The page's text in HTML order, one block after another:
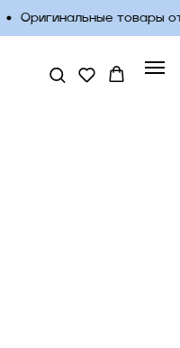
Оригинальные товары